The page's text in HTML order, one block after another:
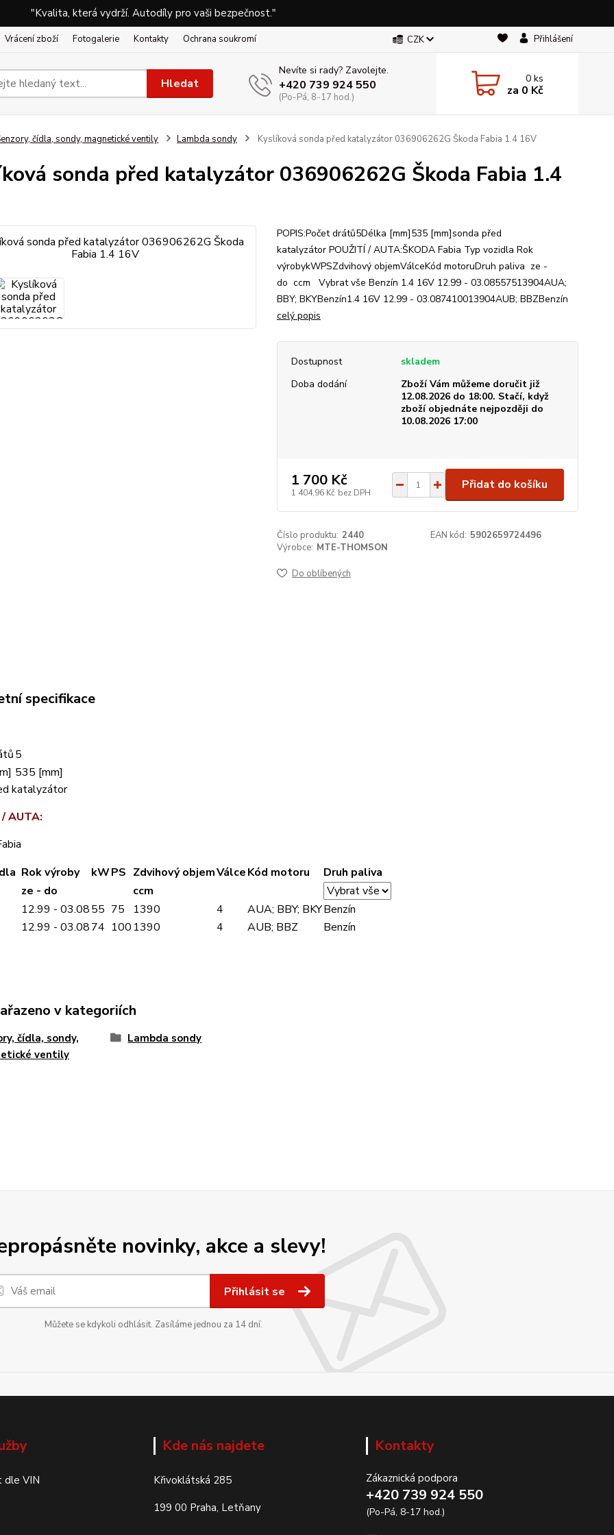
"Kvalita, která vydrží. Autodíly pro vaši bezpečnost."
Vrácení zboží Fotogalerie Kontakty Ochrana soukromí CZK Přihlášení
Hledat
Nevíte si rady? Zavolejte.
+420 739 924 550
(Po-Pá, 8-17 hod.)
0ks
za 0 Kč
čídla, sondy, magnetické ventily Lambda sondy Kyslíková sonda před katalyzátor 036906262G Škoda Fabia 1.4 16V
sonda před katalyzátor 036906262G Škoda Fabia 1.4
POPIS:Počet drátů5Délka [mm]535 [mm]sonda před
katalyzátor POUŽITÍ / AUTA:ŠKODA Fabia Typ vozidla Rok
výrobykWPSZdvihový objemVálceKód motoruDruh paliva ze -
do ccm Vybrat vše Benzín 1.4 16V 12.99 - 03.08557513904AUA;
BBY; BKYBenzín1.4 16V 12.99 - 03.087410013904AUB; BBZBenzín
celý popis
Dostupnost
skladem
Doba dodání
Zboží Vám můžeme doručit již
12.08.2026 do 18:00. Stačí, když
zboží objednáte nejpozději do
10.08.2026 17:00
1 700 Kč
1 404,96 Kč bez DPH
Přidat do košíku
Číslo produktu: 2440 EAN kód: 5902659724496
Výrobce: MTE-THOMSON
Do oblíbených
specifikace
5
535 [mm]
katalyzátor
AUTA:
Rok výroby kWPS Zdvihový objemVálceKód motoru
Druh paliva
ze - do
ccm
12.99 - 03.0855 75 1390 4 AUA; BBY; BKYBenzín
12.99 - 03.0874 100 1390 4 AUB; BBZ Benzín
v kategoriích
čídla, sondy,
ventily
Lambda sondy
novinky, akce a slevy!
Přihlásit se
Můžete se kdykoli odhlásit. Zasíláme jednou za 14 dní.
dle VIN
Kde nás najdete
Křivoklátská 285
199 00 Praha, Letňany
Kontakty
Zákaznická podpora
+420 739 924 550
(Po-Pá, 8-17 hod.)